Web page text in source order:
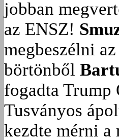
jobban
az ENSZ!
megbeszélni
börtönből
fogadta Trump
Tusványos
kezdte mérni a